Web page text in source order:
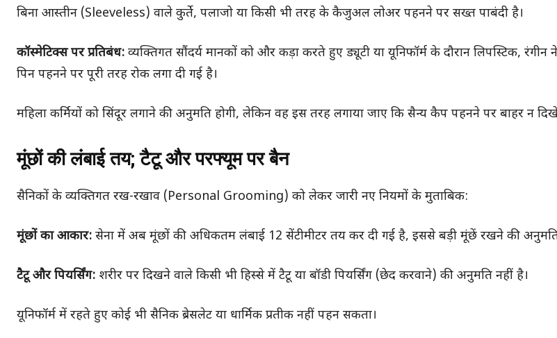
बिना आस्तीन (Sleeveless) वाले कुर्ते, पलाजो या किसी भी तरह के कैजुअल लोअर पहनने पर सख्त पाबंदी है।
कॉस्मेटिक्स पर प्रतिबंध: व्यक्तिगत सौंदर्य मानकों को और कड़ा करते हुए ड्यूटी या यूनिफॉर्म के दौरान लिपस्टिक,
पिन पहनने पर पूरी तरह रोक लगा दी गई है।
महिला कर्मियों को सिंदूर लगाने की अनुमति होगी, लेकिन वह इस तरह लगाया जाए कि सैन्य कैप पहनने पर बाहर न
मूंछों की लंबाई तय; टैटू और परफ्यूम पर बैन
सैनिकों के व्यक्तिगत रख-रखाव (Personal Grooming) को लेकर जारी नए नियमों के मुताबिक:
मूंछों का आकार: सेना में अब मूंछों की अधिकतम लंबाई 12 सेंटीमीटर तय कर दी गई है, इससे बड़ी मूंछें रखने की अनुमति
टैटू और पियर्सिंग: शरीर पर दिखने वाले किसी भी हिस्से में टैटू या बॉडी पियर्सिंग (छेद करवाने) की अनुमति नहीं है।
यूनिफॉर्म में रहते हुए कोई भी सैनिक ब्रेसलेट या धार्मिक प्रतीक नहीं पहन सकता।